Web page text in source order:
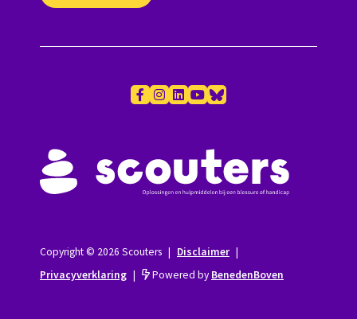
Copyright © 2026 Scouters | Disclaimer |
Privacyverklaring | Powered by BenedenBoven